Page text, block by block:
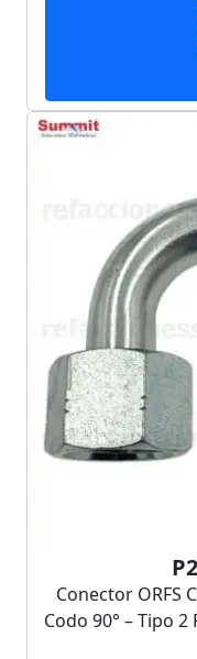
Conector ORFS
Codo 90° – Tipo 2